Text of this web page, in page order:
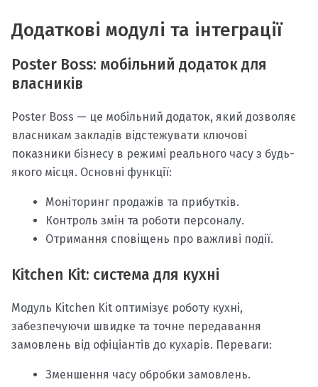
Додаткові модулі та інтеграції
Poster Boss: мобільний додаток для
власників
Poster Boss — це мобільний додаток, який дозволяє
власникам закладів відстежувати ключові
показники бізнесу в режимі реального часу з будь-
якого місця. Основні функції:
Моніторинг продажів та прибутків.
Контроль змін та роботи персоналу.
Отримання сповіщень про важливі події.
Kitchen Kit: система для кухні
Модуль Kitchen Kit оптимізує роботу кухні,
забезпечуючи швидке та точне передавання
замовлень від офіціантів до кухарів. Переваги:
Зменшення часу обробки замовлень.